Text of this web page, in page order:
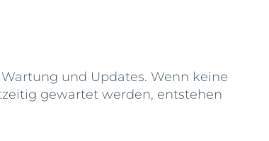
und Updates. Wenn keine
gewartet werden, entstehen